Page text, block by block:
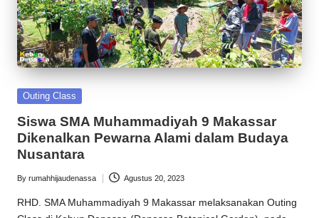
Posted
Outing Class
Siswa SMA Muhammadiyah 9 Makassar
Dikenalkan Pewarna Alami dalam Budaya
Nusantara
Posted
by
By rumahhijaudenassa Agustus 20, 2023
RHD. SMA Muhammadiyah 9 Makassar melaksanakan Outing